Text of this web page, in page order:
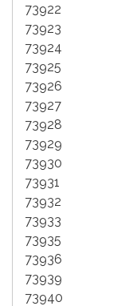
73922
73923
73924
73925
73926
73927
73928
73929
73930
73931
73932
73933
73935
73936
73939
73940